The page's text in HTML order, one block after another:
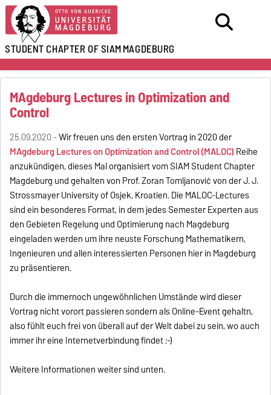
STUDENT CHAPTER OF SIAMMAGDEBURG
MAgdeburg Lectures in Optimization and
Control
25.09.2020 -Wir freuen uns den ersten Vortrag in 2020 der
MAgdeburg Lectures on Optimization and Control (MALOC) Reihe
anzukündigen, dieses Mal organisiert vom SIAM Student Chapter
Magdeburg und gehalten von Prof. Zoran Tomljanović von der J. J.
Strossmayer University of Osijek, Kroatien. Die MALOC-Lectures
sind ein besonderes Format, in dem jedes Semester Experten aus
den Gebieten Regelung und Optimierung nach Magdeburg
eingeladen werden um ihre neuste Forschung Mathematikern,
Ingenieuren und allen interessierten Personen hier in Magdeburg
zu präsentieren.
Durch die immernoch ungewöhnlichen Umstände wird dieser
Vortrag nicht vorort passieren sondern als Online-Event gehaltn,
also fühlt euch frei von überall auf der Welt dabei zu sein, wo auch
immer ihr eine Internetverbindung findet ;-)
Weitere Informationen weiter sind unten.